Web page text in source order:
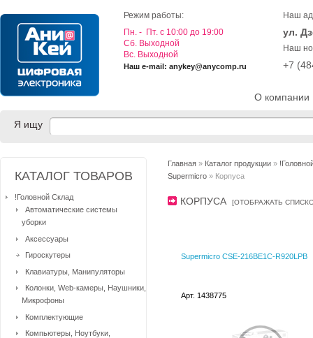
О компании
Режим работы:
Пн. - Пт. с 10:00 до 19:00
Cб. Выходной
Вс. Выходной
Наш e-mail: anykey@anycomp.ru
Наш
ул.
Наш
+7
Я ищу
Главная » Каталог продукции »
Supermicro » Корпуса
КОРПУСА [ОТОБРАЖАТЬ
Supermicro CSE-216BE1C-R920LPB
Арт. 1438775
КАТАЛОГ ТОВАРОВ
!Головной Склад
Автоматические системы
уборки
Аксессуары
Гироскутеры
Клавиатуры, Манипуляторы
Колонки, Web-камеры, Наушники,
Микрофоны
Комплектующие
Компьютеры, Ноутбуки,